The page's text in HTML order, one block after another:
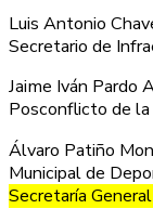
Luis Antonio
Secretario de
Jaime Iván Pardo
Posconflicto de la
Álvaro Patiño
Municipal de
Secretaría